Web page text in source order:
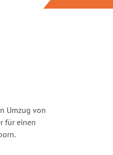
Umzug von
für einen